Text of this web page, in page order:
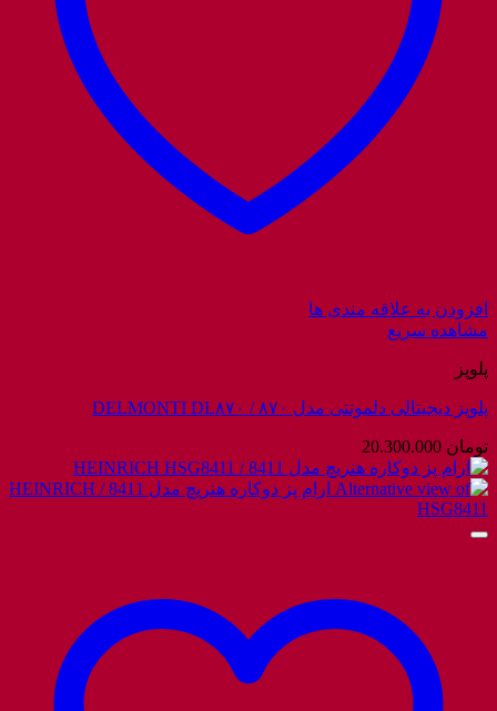
افزودن به علاقه مندی ها
مشاهده سریع
پلوپز
پلوپز دیجیتالی دلمونتی مدل ۸۷۰ / DELMONTI DL۸۷۰
تومان